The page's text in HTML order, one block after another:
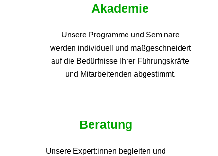
Akademie
Unsere Programme und Seminare
werden individuell und maßgeschneidert
auf die Bedürfnisse Ihrer Führungskräfte
und Mitarbeitenden abgestimmt.
Beratung
Unsere Expert:innen begleiten und